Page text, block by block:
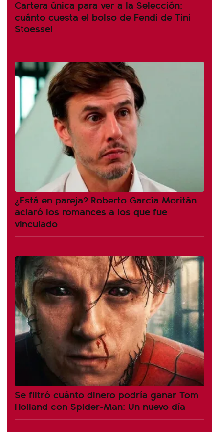
Cartera única para ver a la Selección:
cuánto cuesta el bolso de Fendi de Tini
Stoessel
¿Está en pareja? Roberto García Moritán
aclaró los romances a los que fue
vinculado
Se filtró cuánto dinero podría ganar Tom
Holland con Spider-Man: Un nuevo día